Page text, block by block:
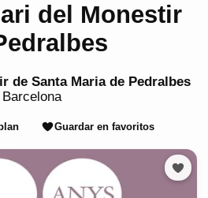
del Monestir
de Santa Maria de Pedralbes
Barcelona
Guardar en favoritos